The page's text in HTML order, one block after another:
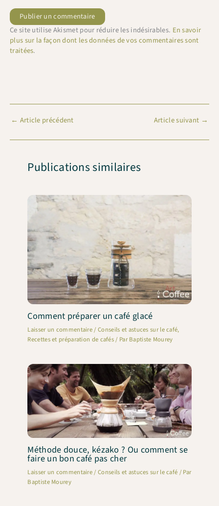
Ce site utilise Akismet pour réduire les indésirables. En savoir
plus sur la façon dont les données de vos commentaires sont
traitées.
← Article précédent Article suivant →
Publications similaires
Comment préparer un café glacé
Laisser un commentaire/ Conseils et astuces sur le café,
Recettes et préparation de cafés/ ParBaptiste Mourey
Méthode douce, kézako ? Ou comment se
faire un bon café pas cher
Laisser un commentaire/ Conseils et astuces sur le café / Par
Baptiste Mourey